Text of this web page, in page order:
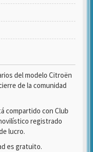
del modelo Citroën
de la comunidad
compartido con Club
registrado
lucro.
es gratuito.